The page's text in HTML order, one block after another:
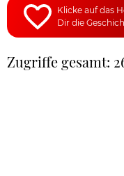
Klicke auf das
Dir die
Zugriffe gesamt: